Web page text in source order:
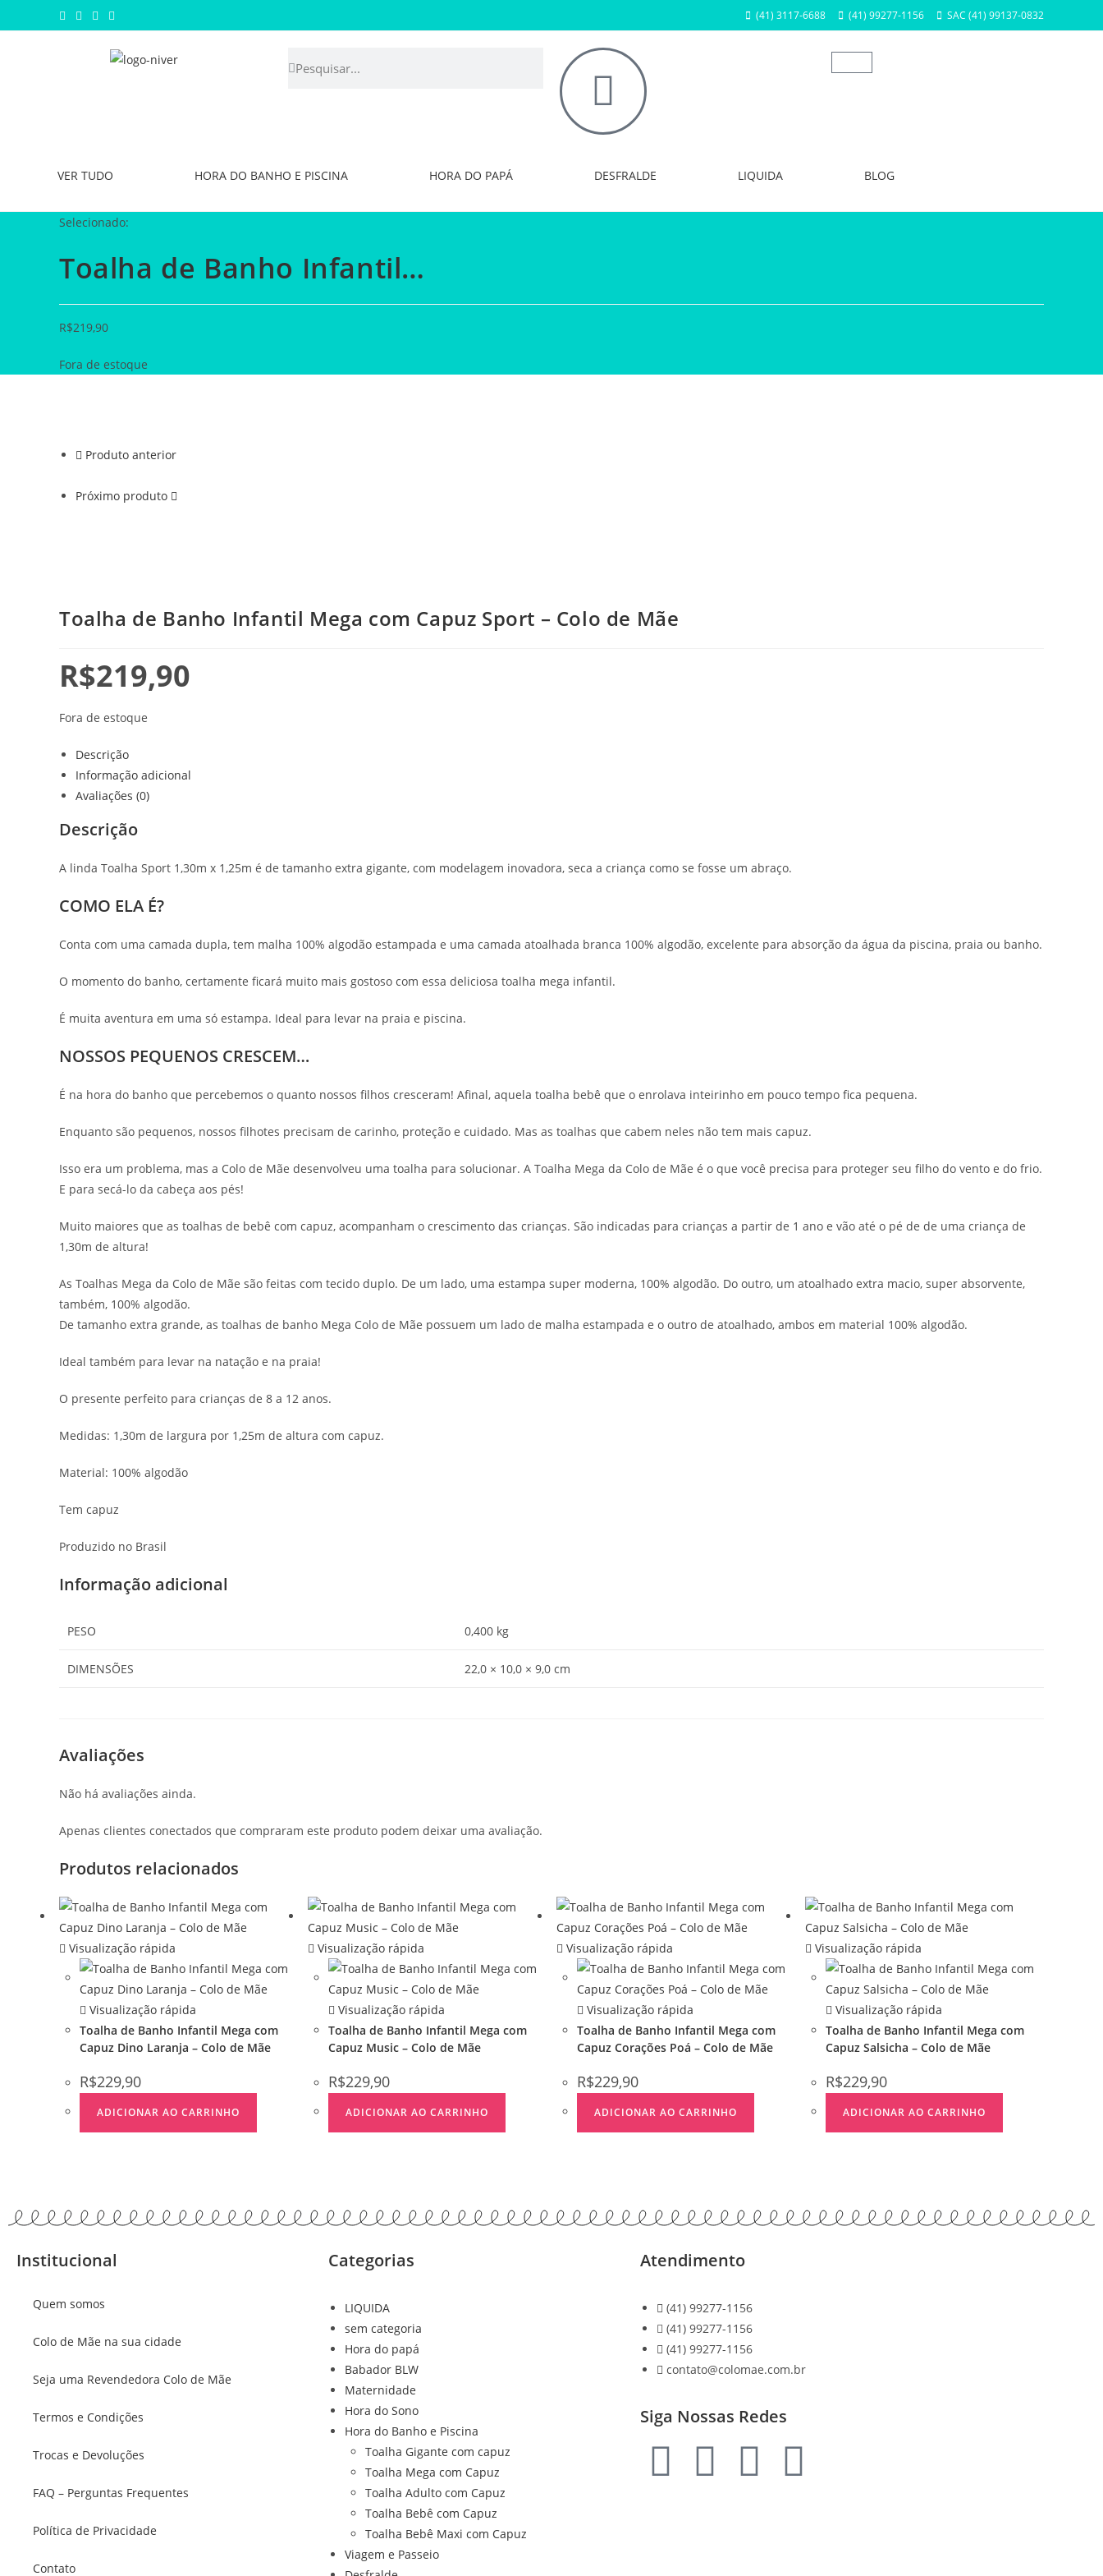
(41) 3117-6688 (41) 99277-1156 SAC (41) 99137-0832
VER TUDO HORA DO BANHO E PISCINA HORA DO PAPÁ DESFRALDE LIQUIDA BLOG
Selecionado:
Toalha de Banho Infantil…
R$219,90
Fora de estoque
Produto anterior
Próximo produto
Toalha de Banho Infantil Mega com Capuz Sport – Colo de Mãe
R$219,90
Fora de estoque
Descrição
Informação adicional
Avaliações (0)
Descrição
A linda Toalha Sport 1,30m x 1,25m é de tamanho extra gigante, com modelagem inovadora, seca a criança como se fosse um abraço.
COMO ELA É?
Conta com uma camada dupla, tem malha 100% algodão estampada e uma camada atoalhada branca 100% algodão, excelente para absorção da água da piscina, praia ou banho.
O momento do banho, certamente ficará muito mais gostoso com essa deliciosa toalha mega infantil.
É muita aventura em uma só estampa. Ideal para levar na praia e piscina.
NOSSOS PEQUENOS CRESCEM…
É na hora do banho que percebemos o quanto nossos filhos cresceram! Afinal, aquela toalha bebê que o enrolava inteirinho em pouco tempo fica pequena.
Enquanto são pequenos, nossos filhotes precisam de carinho, proteção e cuidado. Mas as toalhas que cabem neles não tem mais capuz.
Isso era um problema, mas a Colo de Mãe desenvolveu uma toalha para solucionar. A Toalha Mega da Colo de Mãe é o que você precisa para proteger seu filho do vento e do frio.
E para secá-lo da cabeça aos pés!
Muito maiores que as toalhas de bebê com capuz, acompanham o crescimento das crianças. São indicadas para crianças a partir de 1 ano e vão até o pé de de uma criança de
1,30m de altura!
As Toalhas Mega da Colo de Mãe são feitas com tecido duplo. De um lado, uma estampa super moderna, 100% algodão. Do outro, um atoalhado extra macio, super absorvente,
também, 100% algodão.
De tamanho extra grande, as toalhas de banho Mega Colo de Mãe possuem um lado de malha estampada e o outro de atoalhado, ambos em material 100% algodão.
Ideal também para levar na natação e na praia!
O presente perfeito para crianças de 8 a 12 anos.
Medidas: 1,30m de largura por 1,25m de altura com capuz.
Material: 100% algodão
Tem capuz
Produzido no Brasil
Informação adicional
PESO 0,400 kg
DIMENSÕES 22,0 × 10,0 × 9,0 cm
Avaliações
Não há avaliações ainda.
Apenas clientes conectados que compraram este produto podem deixar uma avaliação.
Produtos relacionados
Visualização rápida
Visualização rápida
Toalha de Banho Infantil Mega com
Capuz Dino Laranja – Colo de Mãe
R$229,90
ADICIONAR AO CARRINHO
Visualização rápida
Visualização rápida
Toalha de Banho Infantil Mega com
Capuz Music – Colo de Mãe
R$229,90
ADICIONAR AO CARRINHO
Visualização rápida
Visualização rápida
Toalha de Banho Infantil Mega com
Capuz Corações Poá – Colo de Mãe
R$229,90
ADICIONAR AO CARRINHO
Visualização rápida
Visualização rápida
Toalha de Banho Infantil Mega com
Capuz Salsicha – Colo de Mãe
R$229,90
ADICIONAR AO CARRINHO
Institucional
Quem somos
Colo de Mãe na sua cidade
Seja uma Revendedora Colo de Mãe
Termos e Condições
Trocas e Devoluções
FAQ – Perguntas Frequentes
Política de Privacidade
Contato
Categorias
LIQUIDA
sem categoria
Hora do papá
Babador BLW
Maternidade
Hora do Sono
Hora do Banho e Piscina
Toalha Gigante com capuz
Toalha Mega com Capuz
Toalha Adulto com Capuz
Toalha Bebê com Capuz
Toalha Bebê Maxi com Capuz
Viagem e Passeio
Atendimento
(41) 99277-1156
(41) 99277-1156
(41) 99277-1156
contato@colomae.com.br
Siga Nossas Redes